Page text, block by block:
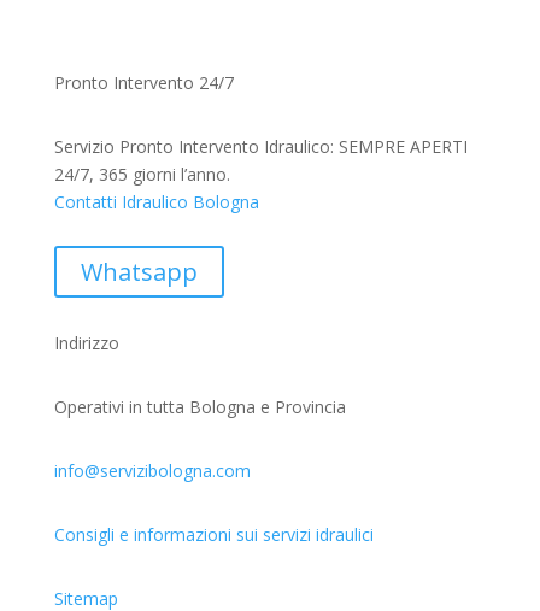
Pronto Intervento 24/7
Servizio Pronto Intervento Idraulico: SEMPRE APERTI
24/7, 365 giorni l’anno.
Contatti Idraulico Bologna
Whatsapp
Indirizzo
Operativi in tutta Bologna e Provincia
info@servizibologna.com
Consigli e informazioni sui servizi idraulici
Sitemap